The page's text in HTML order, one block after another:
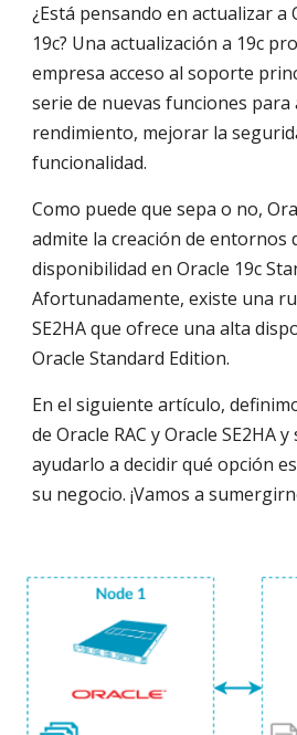
¿Está pensando en actualizar a
19c? Una actualización a 19c
empresa acceso al soporte
serie de nuevas funciones
rendimiento, mejorar la
funcionalidad.
Como puede que sepa o no,
admite la creación de entornos
disponibilidad en Oracle 19c
Afortunadamente, existe una
SE2HA que ofrece una alta
Oracle Standard Edition.
En el siguiente artículo,
de Oracle RAC y Oracle SE2HA
ayudarlo a decidir qué opción
su negocio. ¡Vamos a